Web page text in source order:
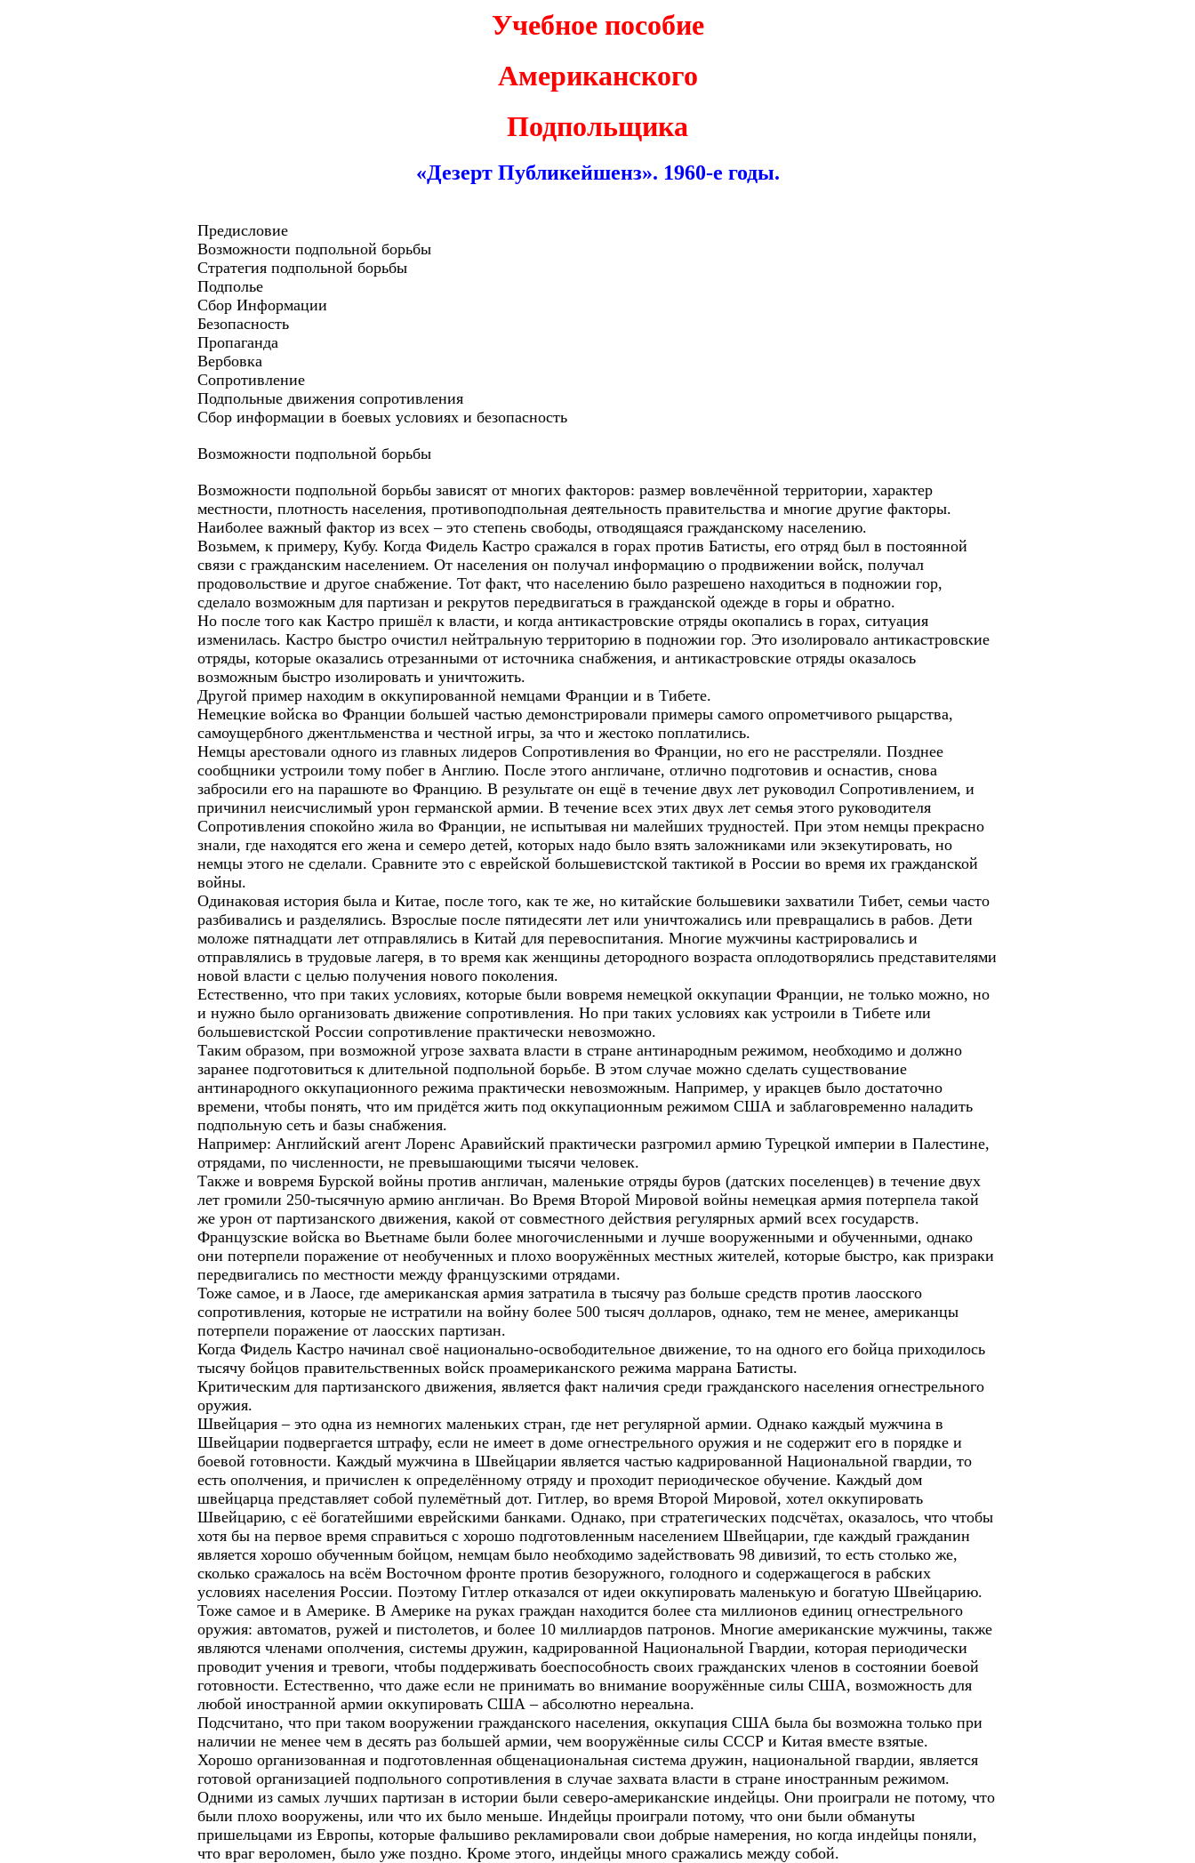
Учебное пособие
Американского
Подпольщика
«Дезерт Публикейшенз». 1960-е годы.
Предисловие
Возможности подпольной борьбы
Стратегия подпольной борьбы
Подполье
Сбор Информации
Безопасность
Пропаганда
Вербовка
Сопротивление
Подпольные движения сопротивления
Сбор информации в боевых условиях и безопасность
Возможности подпольной борьбы
Возможности подпольной борьбы зависят от многих факторов: размер вовлечённой территории, характер
местности, плотность населения, противоподпольная деятельность правительства и многие другие факторы.
Наиболее важный фактор из всех – это степень свободы, отводящаяся гражданскому населению.
Возьмем, к примеру, Кубу. Когда Фидель Кастро сражался в горах против Батисты, его отряд был в постоянной
связи с гражданским населением. От населения он получал информацию о продвижении войск, получал
продовольствие и другое снабжение. Тот факт, что населению было разрешено находиться в подножии гор,
сделало возможным для партизан и рекрутов передвигаться в гражданской одежде в горы и обратно.
Но после того как Кастро пришёл к власти, и когда антикастровские отряды окопались в горах, ситуация
изменилась. Кастро быстро очистил нейтральную территорию в подножии гор. Это изолировало антикастровские
отряды, которые оказались отрезанными от источника снабжения, и антикастровские отряды оказалось
возможным быстро изолировать и уничтожить.
Другой пример находим в оккупированной немцами Франции и в Тибете.
Немецкие войска во Франции большей частью демонстрировали примеры самого опрометчивого рыцарства,
самоущербного джентльменства и честной игры, за что и жестоко поплатились.
Немцы арестовали одного из главных лидеров Сопротивления во Франции, но его не расстреляли. Позднее
сообщники устроили тому побег в Англию. После этого англичане, отлично подготовив и оснастив, снова
забросили его на парашюте во Францию. В результате он ещё в течение двух лет руководил Сопротивлением, и
причинил неисчислимый урон германской армии. В течение всех этих двух лет семья этого руководителя
Сопротивления спокойно жила во Франции, не испытывая ни малейших трудностей. При этом немцы прекрасно
знали, где находятся его жена и семеро детей, которых надо было взять заложниками или экзекутировать, но
немцы этого не сделали. Сравните это с еврейской большевистской тактикой в России во время их гражданской
войны.
Одинаковая история была и Китае, после того, как те же, но китайские большевики захватили Тибет, семьи часто
разбивались и разделялись. Взрослые после пятидесяти лет или уничтожались или превращались в рабов. Дети
моложе пятнадцати лет отправлялись в Китай для перевоспитания. Многие мужчины кастрировались и
отправлялись в трудовые лагеря, в то время как женщины детородного возраста оплодотворялись представителями
новой власти с целью получения нового поколения.
Естественно, что при таких условиях, которые были вовремя немецкой оккупации Франции, не только можно, но
и нужно было организовать движение сопротивления. Но при таких условиях как устроили в Тибете или
большевистской России сопротивление практически невозможно.
Таким образом, при возможной угрозе захвата власти в стране антинародным режимом, необходимо и должно
заранее подготовиться к длительной подпольной борьбе. В этом случае можно сделать существование
антинародного оккупационного режима практически невозможным. Например, у иракцев было достаточно
времени, чтобы понять, что им придётся жить под оккупационным режимом США и заблаговременно наладить
подпольную сеть и базы снабжения.
Например: Английский агент Лоренс Аравийский практически разгромил армию Турецкой империи в Палестине,
отрядами, по численности, не превышающими тысячи человек.
Также и вовремя Бурской войны против англичан, маленькие отряды буров (датских поселенцев) в течение двух
лет громили 250-тысячную армию англичан. Во Время Второй Мировой войны немецкая армия потерпела такой
же урон от партизанского движения, какой от совместного действия регулярных армий всех государств.
Французские войска во Вьетнаме были более многочисленными и лучше вооруженными и обученными, однако
они потерпели поражение от необученных и плохо вооружённых местных жителей, которые быстро, как призраки
передвигались по местности между французскими отрядами.
Тоже самое, и в Лаосе, где американская армия затратила в тысячу раз больше средств против лаосского
сопротивления, которые не истратили на войну более 500 тысяч долларов, однако, тем не менее, американцы
потерпели поражение от лаосских партизан.
Когда Фидель Кастро начинал своё национально-освободительное движение, то на одного его бойца приходилось
тысячу бойцов правительственных войск проамериканского режима маррана Батисты.
Критическим для партизанского движения, является факт наличия среди гражданского населения огнестрельного
оружия.
Швейцария – это одна из немногих маленьких стран, где нет регулярной армии. Однако каждый мужчина в
Швейцарии подвергается штрафу, если не имеет в доме огнестрельного оружия и не содержит его в порядке и
боевой готовности. Каждый мужчина в Швейцарии является частью кадрированной Национальной гвардии, то
есть ополчения, и причислен к определённому отряду и проходит периодическое обучение. Каждый дом
швейцарца представляет собой пулемётный дот. Гитлер, во время Второй Мировой, хотел оккупировать
Швейцарию, с её богатейшими еврейскими банками. Однако, при стратегических подсчётах, оказалось, что чтобы
хотя бы на первое время справиться с хорошо подготовленным населением Швейцарии, где каждый гражданин
является хорошо обученным бойцом, немцам было необходимо задействовать 98 дивизий, то есть столько же,
сколько сражалось на всём Восточном фронте против безоружного, голодного и содержащегося в рабских
условиях населения России. Поэтому Гитлер отказался от идеи оккупировать маленькую и богатую Швейцарию.
Тоже самое и в Америке. В Америке на руках граждан находится более ста миллионов единиц огнестрельного
оружия: автоматов, ружей и пистолетов, и более 10 миллиардов патронов. Многие американские мужчины, также
являются членами ополчения, системы дружин, кадрированной Национальной Гвардии, которая периодически
проводит учения и тревоги, чтобы поддерживать боеспособность своих гражданских членов в состоянии боевой
готовности. Естественно, что даже если не принимать во внимание вооружённые силы США, возможность для
любой иностранной армии оккупировать США – абсолютно нереальна.
Подсчитано, что при таком вооружении гражданского населения, оккупация США была бы возможна только при
наличии не менее чем в десять раз большей армии, чем вооружённые силы СССР и Китая вместе взятые.
Хорошо организованная и подготовленная общенациональная система дружин, национальной гвардии, является
готовой организацией подпольного сопротивления в случае захвата власти в стране иностранным режимом.
Одними из самых лучших партизан в истории были северо-американские индейцы. Они проиграли не потому, что
были плохо вооружены, или что их было меньше. Индейцы проиграли потому, что они были обмануты
пришельцами из Европы, которые фальшиво рекламировали свои добрые намерения, но когда индейцы поняли,
что враг вероломен, было уже поздно. Кроме этого, индейцы много сражались между собой.